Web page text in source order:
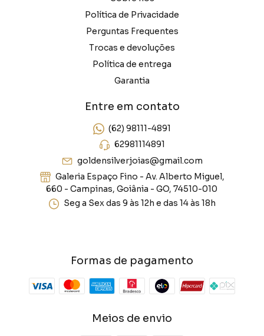
Política de Privacidade
Perguntas Frequentes
Trocas e devoluções
Política de entrega
Garantia
Entre em contato
(62) 98111-4891
62981114891
goldensilverjoias@gmail.com
Galeria Espaço Fino - Av. Alberto Miguel,
660 - Campinas, Goiânia - GO, 74510-010
Seg a Sex das 9 às 12h e das 14 às 18h
Formas de pagamento
Meios de envio